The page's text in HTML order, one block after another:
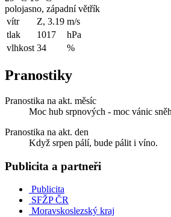
polojasno, západní větřík
vítr
Z, 3.19 m/s
tlak
1017
hPa
vlhkost 34 %
Pranostiky
Pranostika na akt. měsíc
Moc hub srpnových - moc vánic
Pranostika na akt. den
Když srpen pálí, bude pálit i víno.
Publicita a partneři
Publicita
SFŽP ČR
Moravskoslezský kraj